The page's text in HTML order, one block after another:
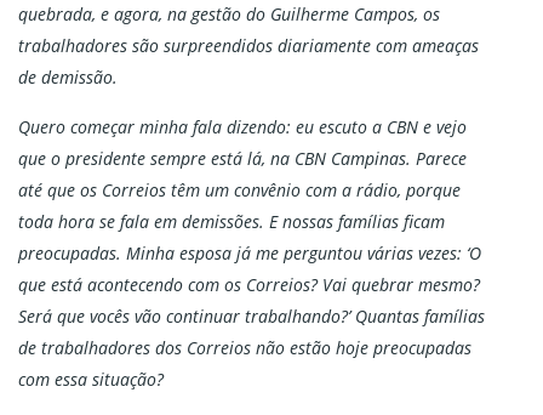
quebrada, e agora, na gestão do Guilherme Campos, os
trabalhadores são surpreendidos diariamente com ameaças
de demissão.
Quero começar minha fala dizendo: eu escuto a CBN e vejo
que o presidente sempre está lá, na CBN Campinas. Parece
até que os Correios têm um convênio com a rádio, porque
toda hora se fala em demissões. E nossas famílias ficam
preocupadas. Minha esposa já me perguntou várias vezes: ‘O
que está acontecendo com os Correios? Vai quebrar mesmo?
Será que vocês vão continuar trabalhando?’ Quantas famílias
de trabalhadores dos Correios não estão hoje preocupadas
com essa situação?